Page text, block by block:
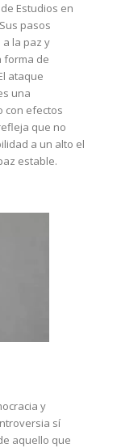
Estudios en
pasos
la paz y
forma de
ataque
una
con efectos
que no
a un alto el
estable.
y
sí
aquello que